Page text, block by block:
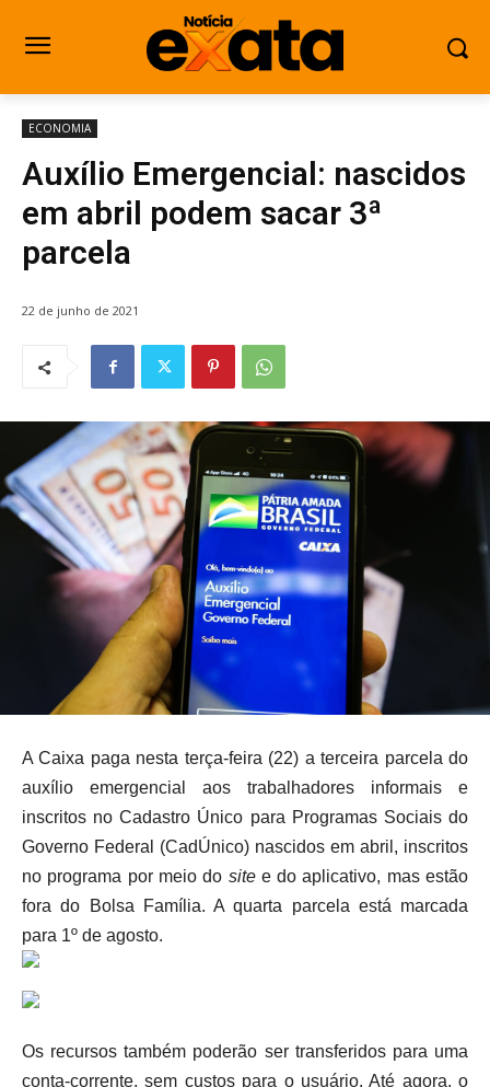
ECONOMIA
Auxílio Emergencial: nascidos
em abril podem sacar 3ª
parcela
22 de junho de 2021
A Caixa paga nesta terça-feira (22) a terceira parcela do
auxílio emergencial aos trabalhadores informais e
inscritos no Cadastro Único para Programas Sociais do
Governo Federal (CadÚnico) nascidos em abril, inscritos
no programa por meio do site e do aplicativo, mas estão
fora do Bolsa Família. A quarta parcela está marcada
para 1º de agosto.
Os recursos também poderão ser transferidos para uma
conta-corrente, sem custos para o usuário. Até agora, o